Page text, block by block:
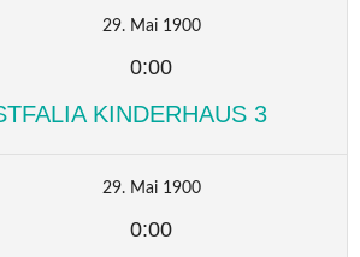
29. Mai 1900
0:00
KINDERHAUS 3
29. Mai 1900
0:00